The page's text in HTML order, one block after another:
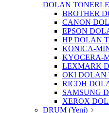
DOLAN
BROTHER
CANON
EPSON
HP DOLAN
KONICA-
KYOCERA-
LEXMARK
OKI DOLAN
RICOH
SAMSUNG
XEROX
DRUM (Yeni)